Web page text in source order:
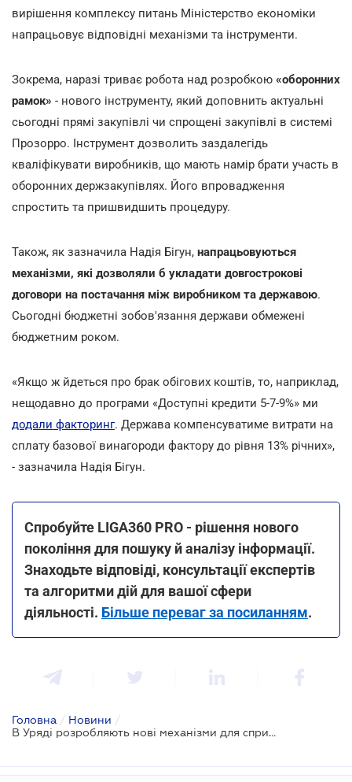
вирішення комплексу питань Міністерство економіки
напрацьовує відповідні механізми та інструменти.
Зокрема, наразі триває робота над розробкою «оборонних
рамок» - нового інструменту, який доповнить актуальні
сьогодні прямі закупівлі чи спрощені закупівлі в системі
Прозорро. Інструмент дозволить заздалегідь
кваліфікувати виробників, що мають намір брати участь в
оборонних держзакупівлях. Його впровадження
спростить та пришвидшить процедуру.
Також, як зазначила Надія Бігун, напрацьовуються
механізми, які дозволяли б укладати довгострокові
договори на постачання між виробником та державою.
Сьогодні бюджетні зобов'язання держави обмежені
бюджетним роком.
«Якщо ж йдеться про брак обігових коштів, то, наприклад,
нещодавно до програми «Доступні кредити 5-7-9%» ми
додали факторинг. Держава компенсуватиме витрати на
сплату базової винагороди фактору до рівня 13% річних»,
- зазначила Надія Бігун.
Спробуйте LIGA360 PRO - рішення нового
покоління для пошуку й аналізу інформації.
Знаходьте відповіді, консультації експертів
та алгоритми дій для вашої сфери
діяльності. Більше переваг за посиланням.
Головна / Новини /
В Уряді розробляють нові механізми для сприяння розвитку вітчизняного виробництва